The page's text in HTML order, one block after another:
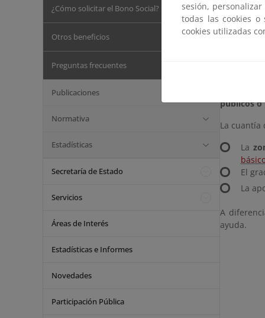
¿Cómo solicitar el Bono Social?
Otros beneficios
Preguntas frecuentes
Publicaciones
Normativa
Estadísticas
Secretaría de Estado
Servicios
Áreas de Interés
Estadísticas e Informes
Novedades
Participación Pública
El bono
públicos o
La cuantía
La
El
La
A
ayuda.
sesión,
todas las cookies
cookies utilizadas